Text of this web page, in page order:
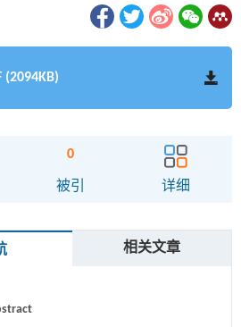
(2094KB)
0
被引 详细
相关文章